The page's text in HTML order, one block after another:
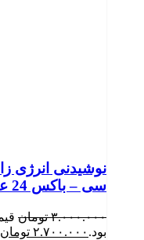
سی – باکس 24 عددی
۳.۰۰۰.۰۰۰ تومان
بود. ۲.۷۰۰.۰۰۰ تومان